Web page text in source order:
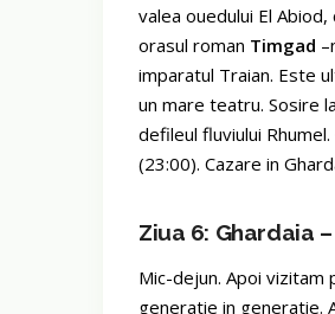
valea ouedului El
orasul roman Timgad
imparatul Traian. Este
un mare teatru. Sosire la
defileul fluviului
(23:00). Cazare in
Ziua 6: Ghardaia
Mic-dejun. Apoi
generatie in generatie.